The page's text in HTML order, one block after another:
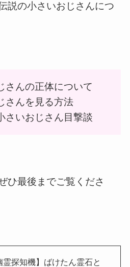
説の小さいおじさんにつ
さんの正体について
さんを見る方法
さいおじさん目撃談
ひ最後までご覧くださ
霊探知機】ばけたん霊石と